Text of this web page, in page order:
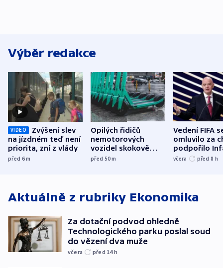
Výběr redakce
VIDEO
Zvýšení slev
na jízdném teď není
priorita, zní z vlády
před 6m
Opilých řidičů
nemotorových
vozidel skokově
přibylo, nejvíc ve
před 50m
Vedení FIFA
omluvilo za
podpořilo
UEFA trvá na
včera před 8 h
Aktuálně z rubriky Ekonomika
Za dotační podvod ohledně
Technologického parku poslal soud
do vězení dva muže
včera před 14h